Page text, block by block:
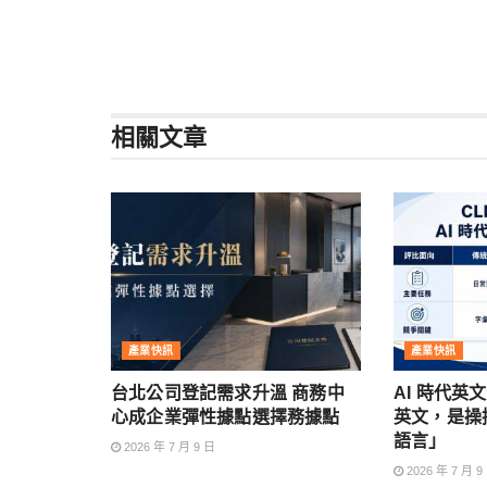
相關文章
產業快訊
台北公司登記需求升溫 商務中
心成企業彈性據點選擇務據點
2026 年 7 月 9 日
產業快訊
AI 時代英
英文，是操
語言」
2026 年 7 月 9